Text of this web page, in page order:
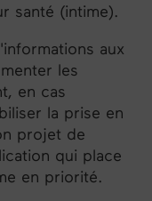
santé (intime).
aux
les
en cas
la prise en
projet de
qui place
en priorité.